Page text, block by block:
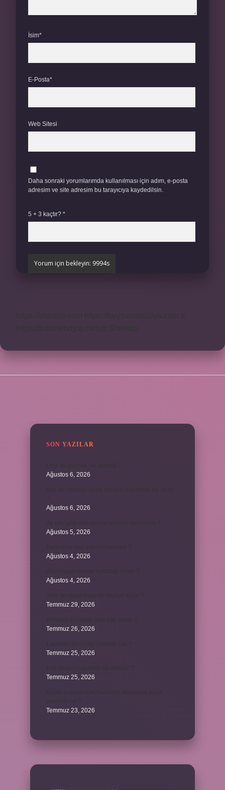
İsim*
E-Posta*
Web Sitesi
Daha sonraki yorumlarımda kullanılması için adım, e-posta
adresim ve site adresim bu tarayıcıya kaydedilsin.
5 + 3 kaçtır? *
SON YAZILAR
Ağustos 6, 2026
Ağustos 6, 2026
Ağustos 5, 2026
Ağustos 4, 2026
Ağustos 4, 2026
Temmuz 29, 2026
Temmuz 26, 2026
Temmuz 25, 2026
Temmuz 25, 2026
Temmuz 23, 2026